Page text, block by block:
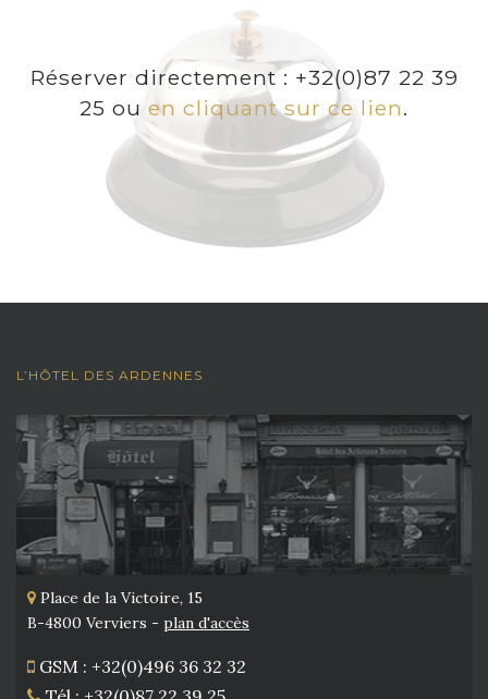
Réserver directement : +32(0)87 22 39
25 ou en cliquant sur ce lien.
L’HÔTEL DES ARDENNES
Place de la Victoire, 15
B-4800 Verviers - plan d'accès
GSM : +32(0)496 36 32 32